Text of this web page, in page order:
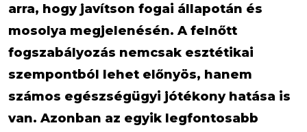
arra, hogy javítson fogai állapotán és
mosolya megjelenésén. A felnőtt
fogszabályozás nemcsak esztétikai
szempontból lehet előnyös, hanem
számos egészségügyi jótékony hatása is
van. Azonban az egyik legfontosabb